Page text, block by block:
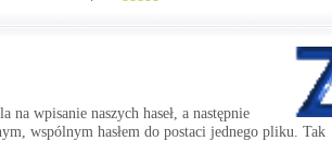
na wpisanie naszych haseł, a następnie
wspólnym hasłem do postaci jednego pliku. Tak